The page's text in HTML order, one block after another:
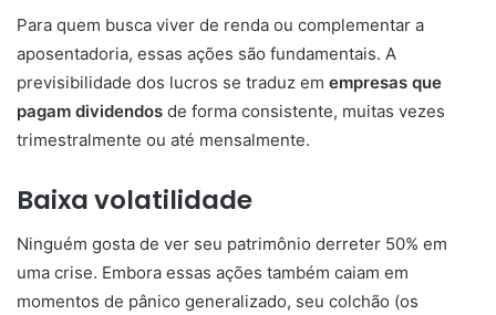
Para quem busca viver de renda ou complementar a
aposentadoria, essas ações são fundamentais. A
previsibilidade dos lucros se traduz em empresas que
pagam dividendos de forma consistente, muitas vezes
trimestralmente ou até mensalmente.
Baixa volatilidade
Ninguém gosta de ver seu patrimônio derreter 50% em
uma crise. Embora essas ações também caiam em
momentos de pânico generalizado, seu colchão (os